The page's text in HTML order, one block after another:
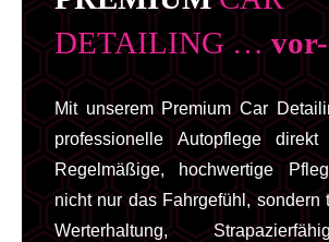
DETAILING …
Mit unserem Premium Car
professionelle Autopflege
Regelmäßige, hochwertige
nicht nur das Fahrgefühl, sondern
Werterhaltung,